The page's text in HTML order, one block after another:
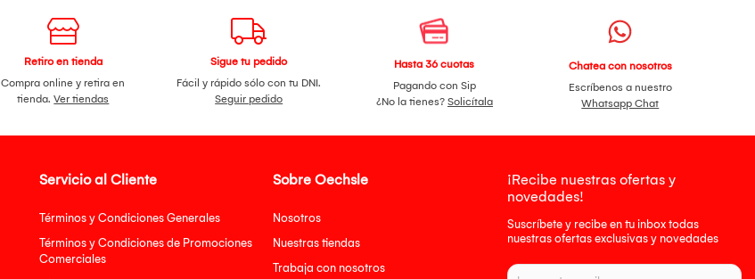
Retiro en tienda
Compra online y retira en
tienda.Ver tiendas
Sigue tu pedido
Fácil y rápido sólo con tu DNI.
Seguir pedido
Hasta 36 cuotas
Pagando con Sip
¿No la tienes? Solicítala
Chatea con nosotros
Escríbenos a nuestro
Whatsapp Chat
Servicio al Cliente
Términos y Condiciones Generales
Términos y Condiciones de Promociones
Comerciales
Sobre Oechsle
Nosotros
Nuestras tiendas
Trabaja con nosotros
¡Recibe nuestras ofertas y
novedades!
Suscríbete y recibe en tu inbox todas
nuestras ofertas exclusivas y novedades